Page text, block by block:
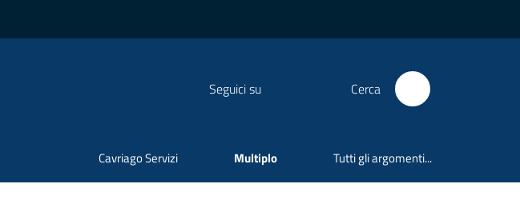
Seguici su Cerca
Cavriago Servizi Multiplo Tutti gli argomenti...